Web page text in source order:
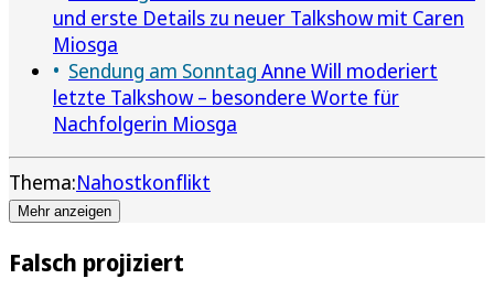
und erste Details zu neuer Talkshow mit Caren
Miosga
Sendung am Sonntag Anne Will moderiert
letzte Talkshow – besondere Worte für
Nachfolgerin Miosga
Thema:Nahostkonflikt
Mehr anzeigen
Falsch projiziert